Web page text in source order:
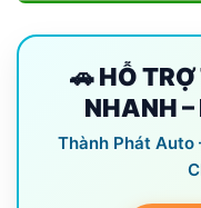
🚗 HỖ
NHANH
Thành Phát Auto